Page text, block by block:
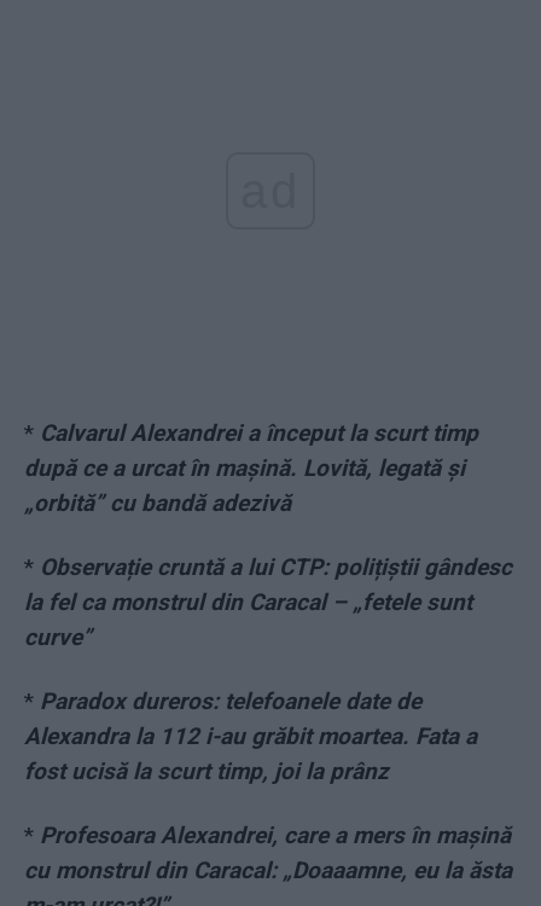
* Calvarul Alexandrei a început la scurt timp
după ce a urcat în mașină. Lovită, legată și
„orbită” cu bandă adezivă
* Observație cruntă a lui CTP: polițiștii gândesc
la fel ca monstrul din Caracal – „fetele sunt
curve”
* Paradox dureros: telefoanele date de
Alexandra la 112 i-au grăbit moartea. Fata a
fost ucisă la scurt timp, joi la prânz
* Profesoara Alexandrei, care a mers în maşină
cu monstrul din Caracal: „Doaaamne, eu la ăsta